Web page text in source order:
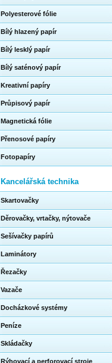
Polyesterové fólie
Bílý hlazený papír
Bílý lesklý papír
Bílý saténový papír
Kreativní papíry
Průpisový papír
Magnetická fólie
Přenosové papíry
Fotopapíry
Kancelářská technika
Skartovačky
Děrovačky, vrtačky, nýtovače
Sešívačky papírů
Laminátory
Řezačky
Vazače
Docházkové systémy
Peníze
Skládačky
Rýhovací a perforovací stroje